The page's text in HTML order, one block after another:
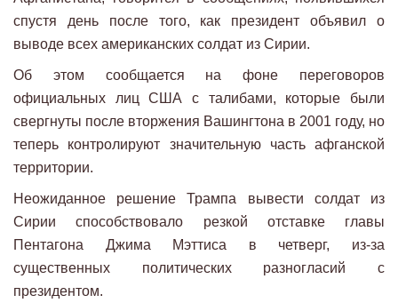
спустя день после того, как президент объявил о
выводе всех американских солдат из Сирии.
Об этом сообщается на фоне переговоров
официальных лиц США с талибами, которые были
свергнуты после вторжения Вашингтона в 2001 году, но
теперь контролируют значительную часть афганской
территории.
Неожиданное решение Трампа вывести солдат из
Сирии способствовало резкой отставке главы
Пентагона Джима Мэттиса в четверг, из-за
существенных политических разногласий с
президентом.